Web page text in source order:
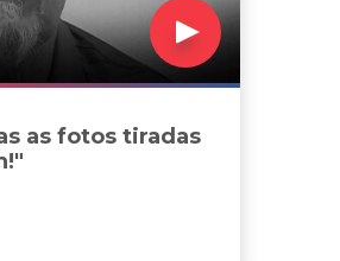
as fotos tiradas